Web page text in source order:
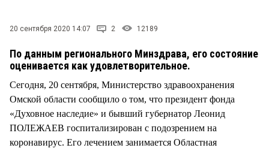
20 сентября 2020 14:07 2 12189
По данным регионального Минздрава, его состояние
оценивается как удовлетворительное.
Сегодня, 20 сентября, Министерство здравоохранения
Омской области сообщило о том, что президент фонда
«Духовное наследие» и бывший губернатор Леонид
ПОЛЕЖАЕВ госпитализирован с подозрением на
коронавирус. Его лечением занимается Областная